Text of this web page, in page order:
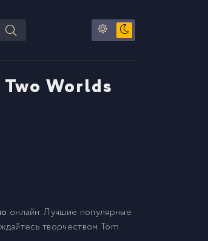
Worlds
онлайн. Лучшие популярные
творчеством Tom